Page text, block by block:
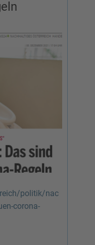
politik/nac
corona-